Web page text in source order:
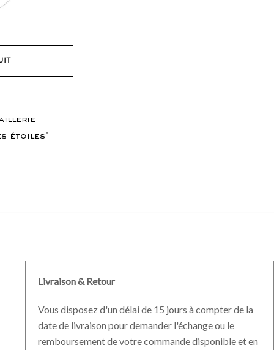
étoiles"
Livraison & Retour
Vous disposez d'un délai de 15 jours à compter de la
date de livraison pour demander l'échange ou le
remboursement de votre commande disponible et en